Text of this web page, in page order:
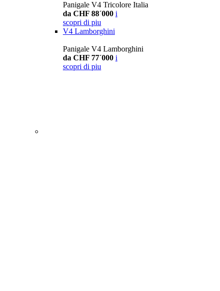
Panigale V4 Tricolore Italia
da CHF 88´000 i
scopri di piu
V4 Lamborghini
Panigale V4 Lamborghini
da CHF 77´000 i
scopri di piu